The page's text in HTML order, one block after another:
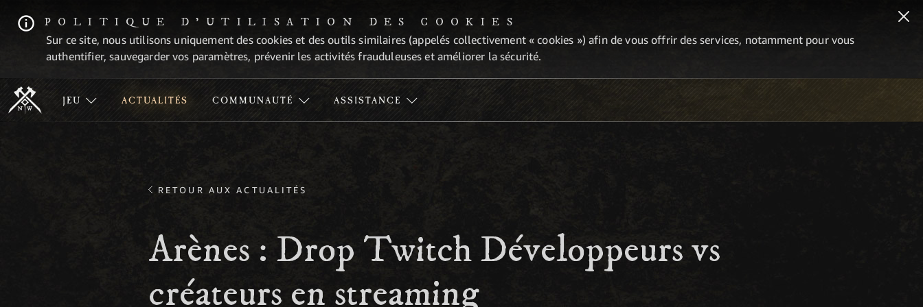
POLITIQUE D'UTILISATION DES COOKIES
Sur ce site, nous utilisons uniquement des cookies et des outils similaires (appelés collectivement « cookies ») afin de vous offrir des services, notamment pour vous
authentifier, sauvegarder vos paramètres, prévenir les activités frauduleuses et améliorer la sécurité.
JEU ACTUALITÉS COMMUNAUTÉ ASSISTANCE
RETOUR AUX ACTUALITÉS
Arènes : Drop Twitch Développeurs vs
créateurs en streaming